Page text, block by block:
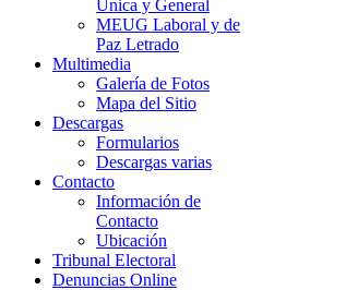
Única y General
MEUG Laboral y de
Paz Letrado
Multimedia
Galería de Fotos
Mapa del Sitio
Descargas
Formularios
Descargas varias
Contacto
Información de
Contacto
Ubicación
Tribunal Electoral
Denuncias Online